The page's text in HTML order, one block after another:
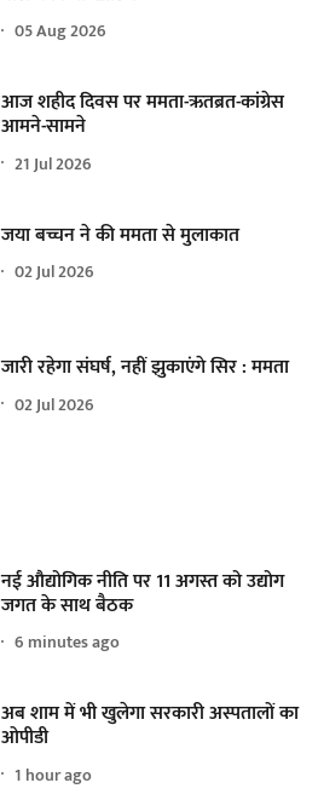
05 Aug 2026
आज शहीद दिवस पर ममता-ऋतब्रत-कांग्रेस
आमने-सामने
21 Jul 2026
जया बच्चन ने की ममता से मुलाकात
02 Jul 2026
जारी रहेगा संघर्ष, नहीं झुकाएंगे सिर : ममता
02 Jul 2026
नई औद्योगिक नीति पर 11 अगस्त को उद्योग
जगत के साथ बैठक
6 minutes ago
अब शाम में भी खुलेगा सरकारी अस्पतालों का
ओपीडी
1 hour ago